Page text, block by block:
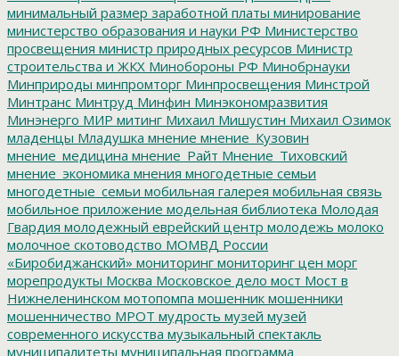
минимальный размер заработной платы минирование
министерство образования и науки РФ Министерство
просвещения министр природных ресурсов Министр
строительства и ЖКХ Минобороны РФ Минобрнауки
Минприроды минпромторг Минпросвещения Минстрой
Минтранс Минтруд Минфин Минэкономразвития
Минэнерго МИР митинг Михаил Мишустин Михаил Озимок
младенцы Младушка мнение мнение_Кузовин
мнение_медицина мнение_Райт Мнение_Тиховский
мнение_экономика мнения многодетные семьи
многодетные_семьи мобильная галерея мобильная связь
мобильное приложение модельная библиотека Молодая
Гвардия молодежный еврейский центр молодежь молоко
молочное скотоводство МОМВД России
«Биробиджанский» мониторинг мониторинг цен морг
морепродукты Москва Московское дело мост Мост в
Нижнеленинском мотопомпа мошенник мошенники
мошенничество МРОТ мудрость музей музей
современного искусства музыкальный спектакль
муниципалитеты муниципальная программа